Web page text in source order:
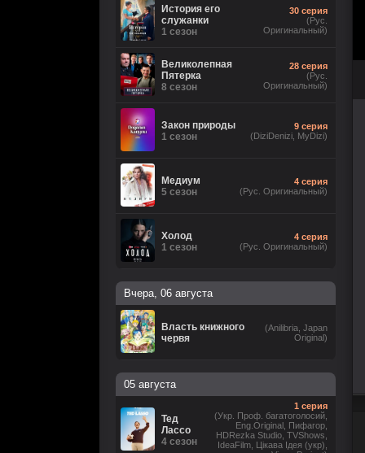
История его
служанки
1 сезон
30 серия
(Рус.
Оригинальный)
Великолепная
Пятерка
8 сезон
28 серия
(Рус.
Оригинальный)
Закон природы
1 сезон
9 серия
(DiziDenizi, MyDizi)
Медиум
5 сезон
4 серия
(Рус. Оригинальный)
Холод
1 сезон
4 серия
(Рус. Оригинальный)
Вчера, 06 августа
Власть книжного
червя
(Anilibria, Japan
Original)
05 августа
Тед
Лассо
4 сезон
1 серия
(Укр. Проф. багатоголосий,
Eng.Original, Пифагор,
HDRezka Studio, TVShows,
IdeaFilm, Цікава Ідея (укр),